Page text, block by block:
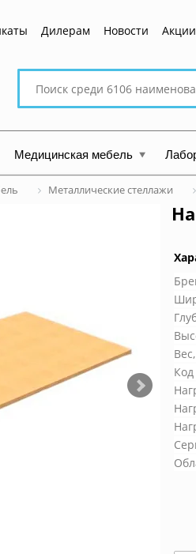
Дилерам Новости Акции
Поиск
сайту
Медицинская мебель
Металлические стеллажи